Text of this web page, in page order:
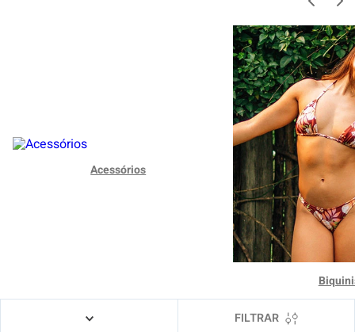
Acessórios
FILTRAR
9º
mochila